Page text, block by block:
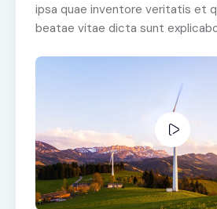
ipsa quae inventore veritatis et
beatae vitae dicta sunt